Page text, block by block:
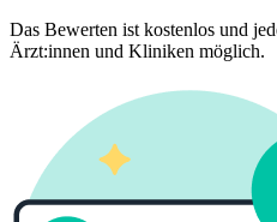
Das Bewerten ist kostenlos und
Ärzt:innen und Kliniken möglich.